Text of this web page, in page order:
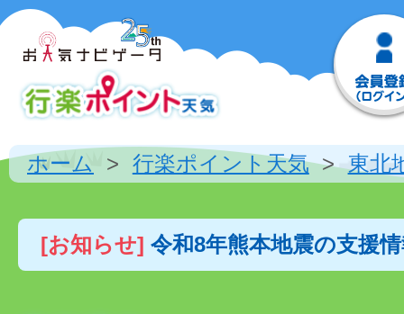
ホーム 行楽ポイント天気 東北
[お知らせ] 令和8年熊本地震の支援